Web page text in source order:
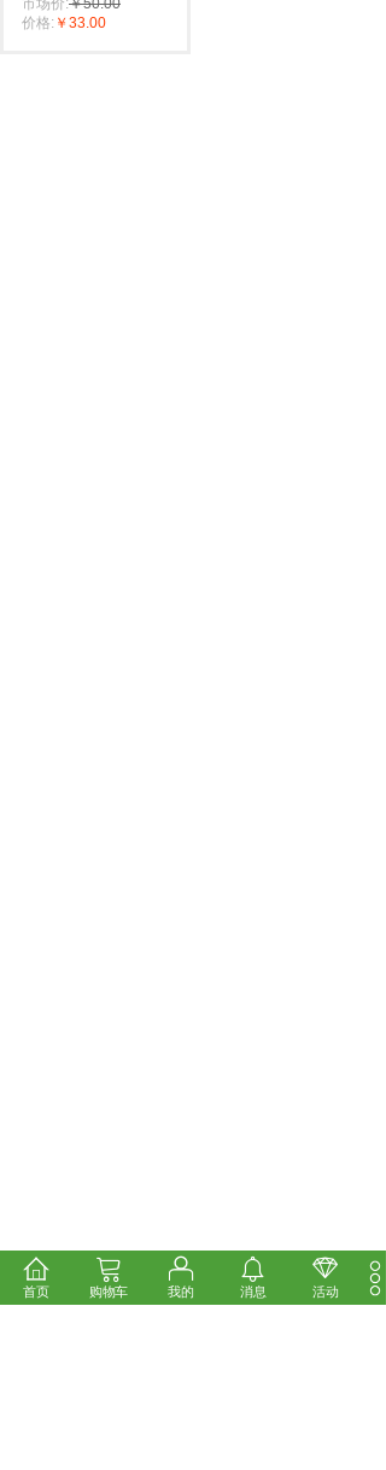
市场价:￥50.00
价格: ￥33.00
首页 购物车 我的 消息 活动